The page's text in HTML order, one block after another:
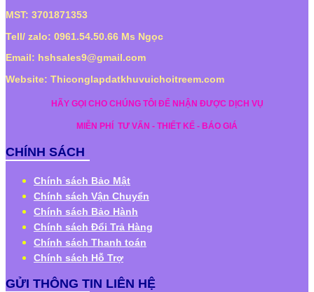
MST: 3701871353
Tell/ zalo: 0961.54.50.66 Ms Ngọc
Email: hshsales9@gmail.com
Website: Thiconglapdatkhuvuichoitreem.com
HÃY GỌI CHO CHÚNG TÔI ĐỂ NHẬN ĐƯỢC DỊCH VỤ
MIỄN PHÍ TƯ VẤN - THIẾT KẾ - BÁO GIÁ
CHÍNH SÁCH
Chính sách Bảo Mật
Chính sách Vận Chuyển
Chính sách Bảo Hành
Chính sách Đổi Trả Hàng
Chính sách Thanh toán
Chính sách Hỗ Trợ
GỬI THÔNG TIN LIÊN HỆ